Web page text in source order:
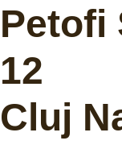
Petofi
12
Cluj